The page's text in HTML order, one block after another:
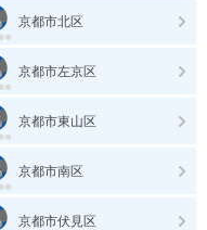
京都市北区
京都市左京区
京都市東山区
京都市南区
京都市伏見区